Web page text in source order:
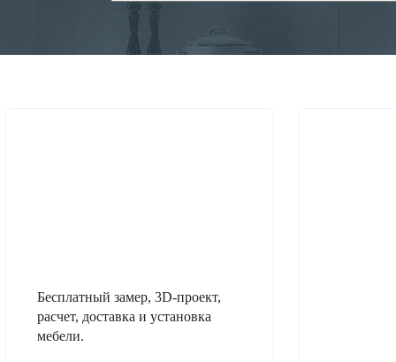
Бесплатный замер, 3D-проект,
расчет, доставка и установка
мебели.